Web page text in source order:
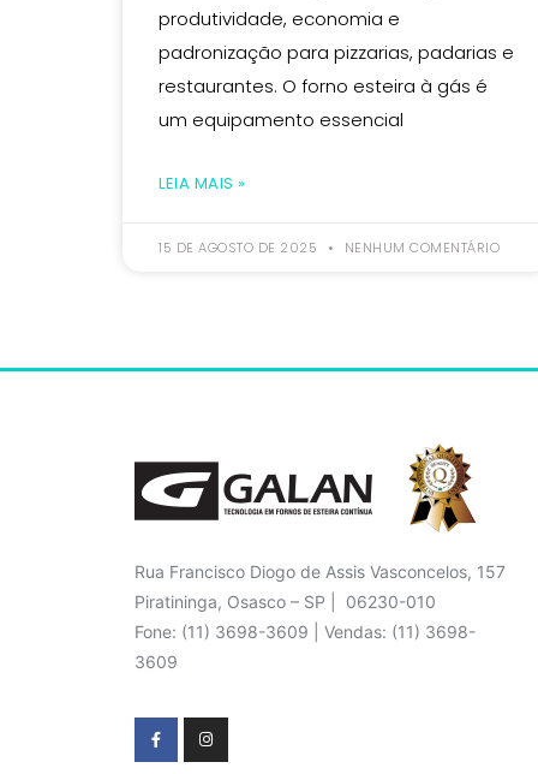
produtividade, economia e
padronização para pizzarias, padarias e
restaurantes. O forno esteira à gás é
um equipamento essencial
LEIA MAIS »
15 DE AGOSTO DE 2025 NENHUM COMENTÁRIO
Rua Francisco Diogo de Assis Vasconcelos, 157
Piratininga, Osasco – SP | 06230-010
Fone: (11) 3698-3609 | Vendas: (11) 3698-
3609